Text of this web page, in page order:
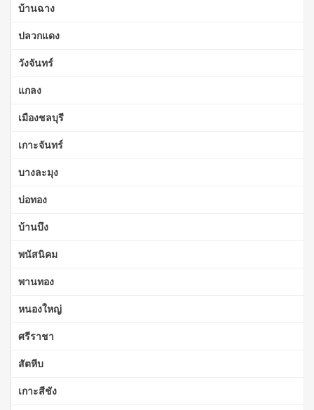
บ้านฉาง
ปลวกแดง
วังจันทร์
แกลง
เมืองชลบุรี
เกาะจันทร์
บางละมุง
บ่อทอง
บ้านบึง
พนัสนิคม
พานทอง
หนองใหญ่
ศรีราชา
สัตหีบ
เกาะสีชัง